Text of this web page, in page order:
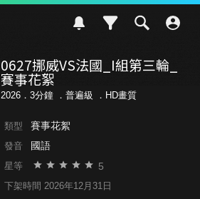
0627挪威VS法國_I組第三輪_
賽事花絮
2026．3分鐘 ． 普遍級 ．HD畫質
類型 賽事花絮
發音 國語
星等 5
下架時間 2026年12月31日